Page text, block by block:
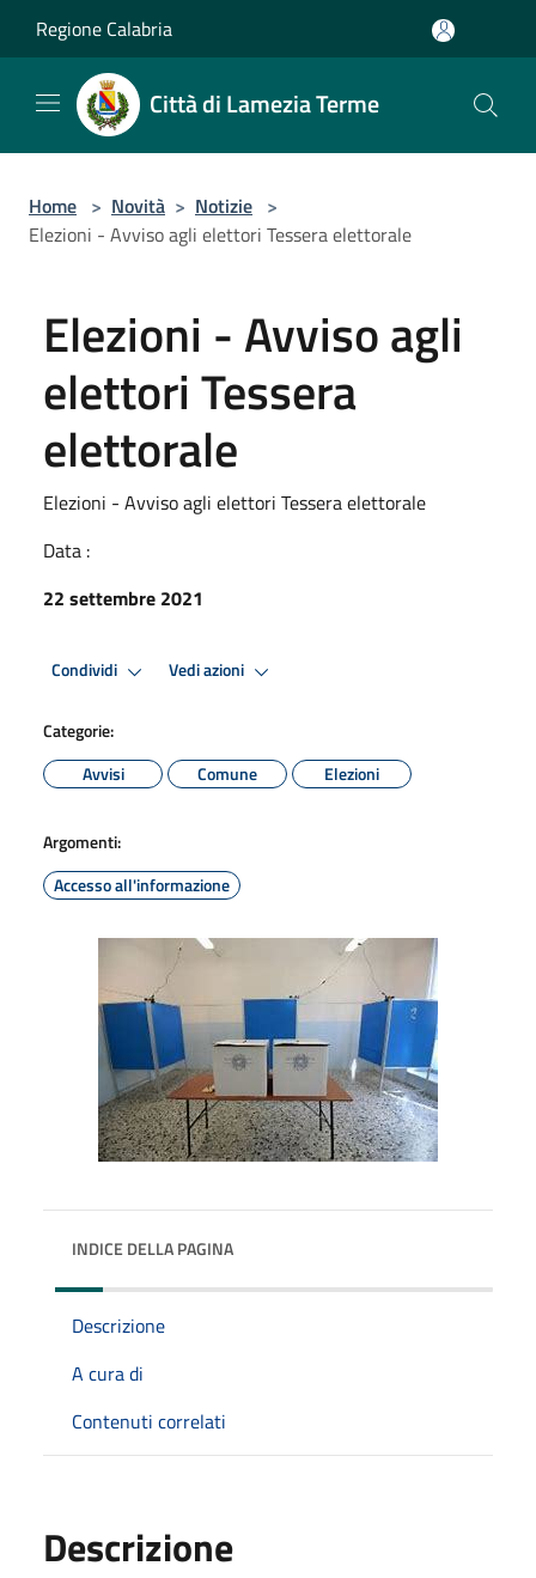
Regione Calabria
Città di Lamezia Terme
Home > Novità > Notizie >
Elezioni - Avviso agli elettori Tessera elettorale
Elezioni - Avviso agli
elettori Tessera
elettorale
Elezioni - Avviso agli elettori Tessera elettorale
Data :
22 settembre 2021
Condividi Vedi azioni
Categorie:
Avvisi
Comune Elezioni
Argomenti:
Accesso all'informazione
INDICE DELLA PAGINA
Descrizione
A cura di
Contenuti correlati
Descrizione